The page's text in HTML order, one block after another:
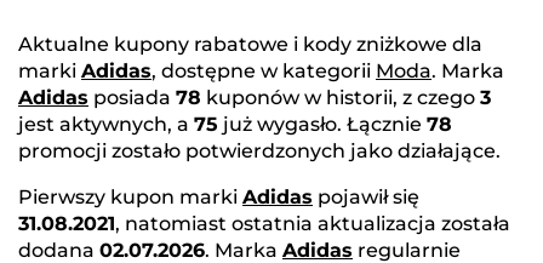
Aktualne kupony rabatowe i kody zniżkowe dla
marki Adidas, dostępne w kategorii Moda. Marka
Adidas posiada 78 kuponów w historii, z czego 3
jest aktywnych, a 75 już wygasło. Łącznie 78
promocji zostało potwierdzonych jako działające.
Pierwszy kupon marki Adidas pojawił się
31.08.2021, natomiast ostatnia aktualizacja została
dodana 02.07.2026. Marka Adidas regularnie